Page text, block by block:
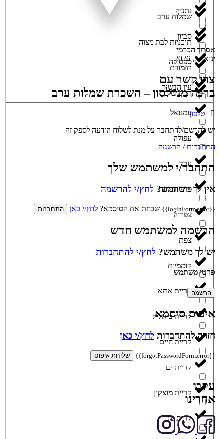
שמלות ערב
תוכניות לבת מצוה
תזמורת
תכשיטים
נתניה
סביון
ספסופה
עין הבשור
עמנואל
עפולה
ערד
פתח תקווה
צפריה
צפת
קוממיות
קריית אתא
קריית ביאליק
קריית חיים
קריית ים
קריית מוצקין
קרית גת
אסתר הכרמי
ינואר 7, 2026
צרו קשר עם
ברכה מנדלסון – השכרת שמלות ערב
טלפון
יש להרשם/להתחבר על מנת לשלוח הודעה לספק זה
התחברות / הרשמה
התחבר/י למשתמש שלך
אין לך משתמש? לחץ/י להרשמה
{{loginForm.error}} שכחת את הסיסמא? לחץ/י כאן התחברות
הרשמה למשתמש חדש
יש לך משתמש? לחץ/י להתחברות
פרטי משתמש
הרשמה
איפוס סיסמא
חזרה להתחברות לחץ/י כאן
{{forgotPasswordForm.error}} שליחת איפוס
עקבו
אחרינו